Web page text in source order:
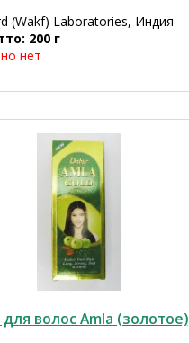
(Wakf) Laboratories, Индия
200 г
нет
волос Amla (золотое)